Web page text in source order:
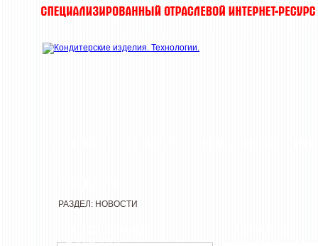
ЖУРНАЛА
РАЗДЕЛ: НОВОСТИ